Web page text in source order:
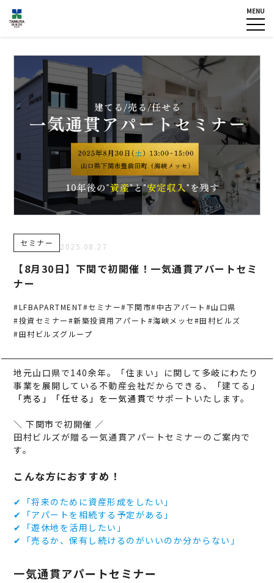
MENU
IR情報
TOPICS
個人情報保護方針
反社会的勢力に対する基本方
針
カスタマーハラスメントに対
する基本方針
専用請求書
グループ各社概要
トップメッセージ
田村ビルズグループ
の歴史
認定・宣言一覧
事業案内
建築・不動産事業
環境リサイクル事業
TAMURA MEDIA
オリジナルグッズ
RECRUIT/エントリー
セミナー 2025.08.27
【8月30日】下関で初開催！一気通貫アパートセミ
ナー
#LFBAPARTMENT#セミナー#下関市#中古アパート #山口県
#投資セミナー#新築投資用アパート #海峡メッセ#田村ビルズ
#田村ビルズグループ
地元山口県で140余年。「住まい」に関して多岐にわたり
事業を展開している不動産会社だからできる、
「建てる 」
「売る」「任せる」を一気通貫でサポートいたします。
＼ 下関市で初開催 ／
田村ビルズが贈る一気通貫アパートセミナーのご案内で
す。
こんな方におすすめ！
✔「将来のために資産形成をしたい」
✔「アパートを相続する予定がある」
✔「遊休地を活用したい」
✔「売るか、保有し続けるのがいいのか分からない」
一気通貫アパートセミナー